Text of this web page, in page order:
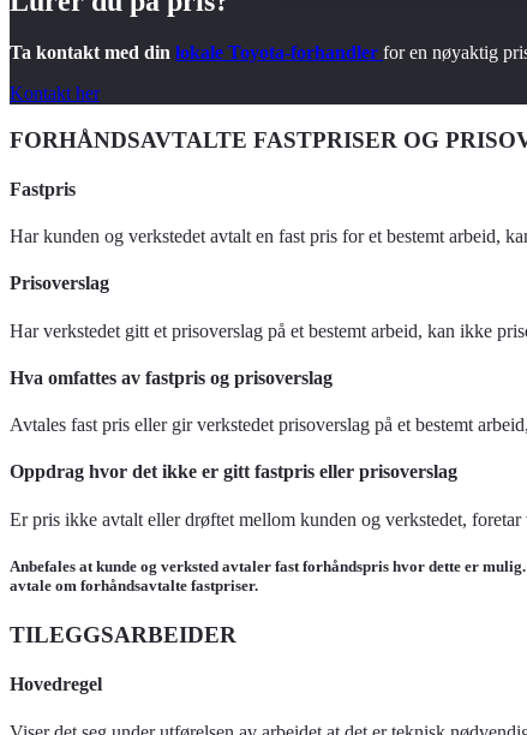
Ta kontakt med din lokale Toyota-forhandler for en nøyaktig
Kontakt her
FORHÅNDSAVTALTE FASTPRISER OG
Fastpris
Har kunden og verkstedet avtalt en fast pris for et bestemt arbeid,
Prisoverslag
Har verkstedet gitt et prisoverslag på et bestemt arbeid, kan ikke
Hva omfattes av fastpris og prisoverslag
Avtales fast pris eller gir verkstedet prisoverslag på et bestemt
Oppdrag hvor det ikke er gitt fastpris eller prisoverslag
Er pris ikke avtalt eller drøftet mellom kunden og verkstedet,
Anbefales at kunde og verksted avtaler fast forhåndspris hvor dette er
avtale om forhåndsavtalte fastpriser.
TILEGGSARBEIDER
Hovedregel